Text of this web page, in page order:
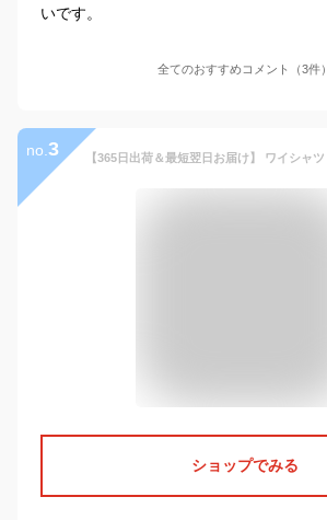
いです。
全てのおすすめコメント（3件）
no. 3
ショップでみる